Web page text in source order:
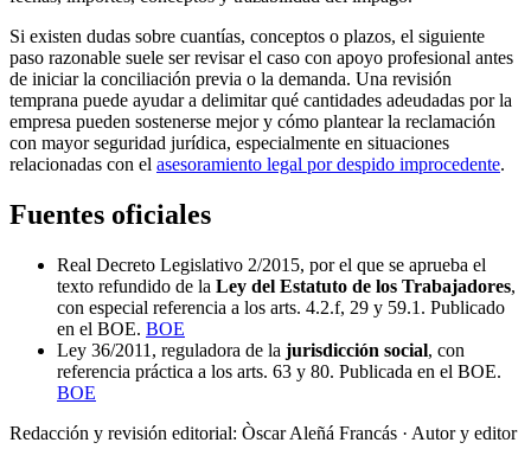
Si existen dudas sobre cuantías, conceptos o plazos, el siguiente
paso razonable suele ser revisar el caso con apoyo profesional antes
de iniciar la conciliación previa o la demanda. Una revisión
temprana puede ayudar a delimitar qué cantidades adeudadas por la
empresa pueden sostenerse mejor y cómo plantear la reclamación
con mayor seguridad jurídica, especialmente en situaciones
relacionadas con el asesoramiento legal por despido improcedente.
Fuentes oficiales
Real Decreto Legislativo 2/2015, por el que se aprueba el
texto refundido de la Ley del Estatuto de los Trabajadores,
con especial referencia a los arts. 4.2.f, 29 y 59.1. Publicado
en el BOE. BOE
Ley 36/2011, reguladora de la jurisdicción social, con
referencia práctica a los arts. 63 y 80. Publicada en el BOE.
BOE
Redacción y revisión editorial: Òscar Aleñá Francás · Autor y editor